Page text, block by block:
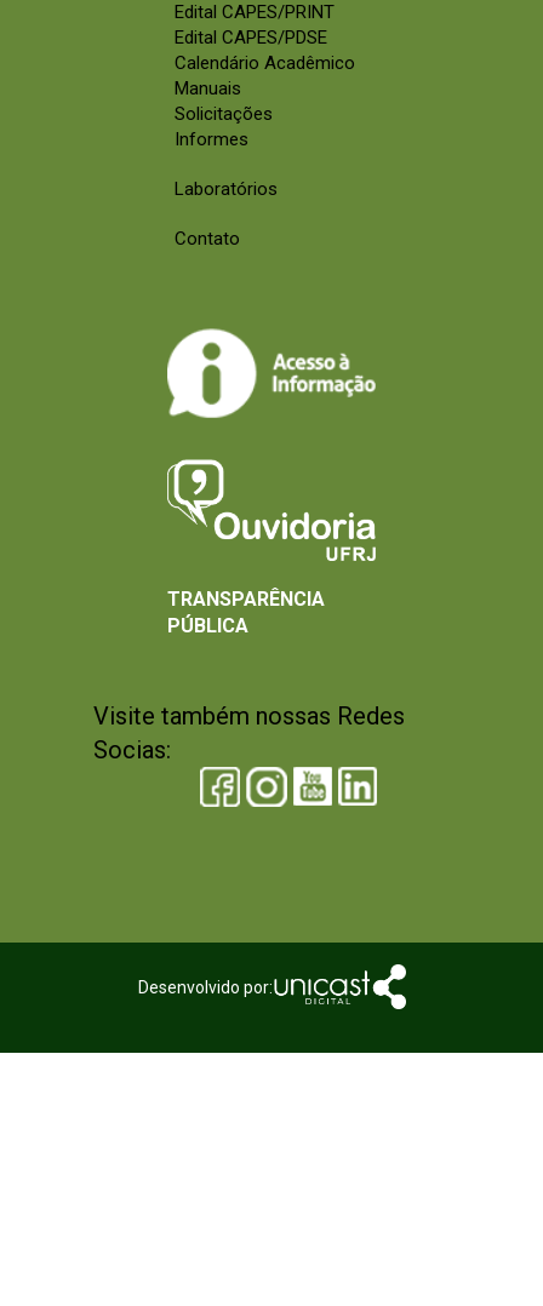
Edital CAPES/PRINT
Edital CAPES/PDSE
Calendário Acadêmico
Manuais
Solicitações
Informes
Laboratórios
Contato
Visite também nossas Redes
Socias:
TRANSPARÊNCIA
PÚBLICA
Desenvolvido por: